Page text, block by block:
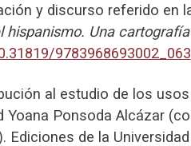
y discurso referido en
hispanismo. Una
9783968693002_063
al estudio de los
Yoana Ponsoda Alcázar
Ediciones de la